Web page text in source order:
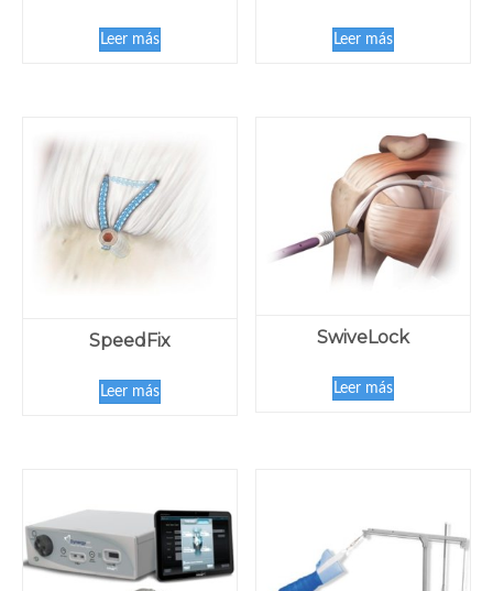
Leer más Leer más
SpeedFix
Leer más
SwiveLock
Leer más